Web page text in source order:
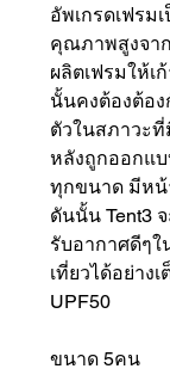
อัพเกรดเฟรม
คุณภาพสูงจา
ผลิตเฟรมให้เ
นั้นคงต้องต้อง
ตัวในสภาวะ
หลังถูกออกแ
ทุกขนาด มีหน้
ดันนั้น Tent3
รับอากาศดีๆใ
เที่ยวได้อย่าง
UPF50
ขนาด 5คน